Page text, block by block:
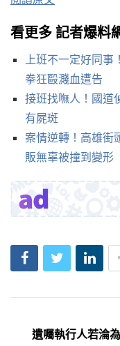
看更多 記者爆料
上班不一定好同
拳狂毆濺血遭告
接班找嘸人！國道
有屍斑
案情逆轉！高雄街
販無辜被撞到變形
遺囑執行人若淪